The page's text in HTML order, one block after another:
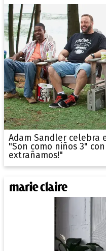
Adam Sandler celebra
"Son como niños 3"
extrañamos!"